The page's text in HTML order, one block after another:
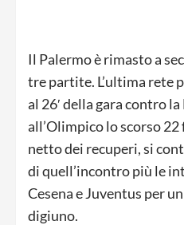
Il Palermo è rimasto a
tre partite. L’ultima rete
al 26′ della gara contro
all’Olimpico lo scorso
netto dei recuperi, si
di quell’incontro più le
Cesena e Juventus per
digiuno.